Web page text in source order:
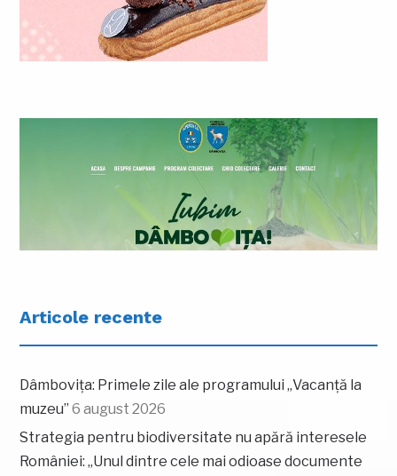
Articole recente
Dâmbovița: Primele zile ale programului „Vacanță la
muzeu” 6 august 2026
Strategia pentru biodiversitate nu apără interesele
României: „Unul dintre cele mai odioase documente